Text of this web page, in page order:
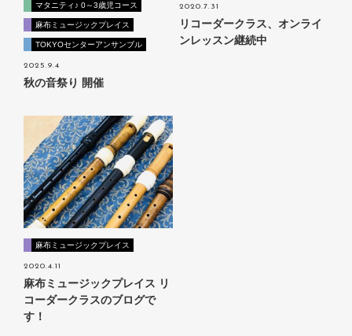
マタニティ♪ 0～3歳児コース
麻布ミュージックプレイス
TOKYOセンターアンサンブル
2025.9.4
秋の音祭り 開催
2020.7.31
リコーダークラス、オンライ
ンレッスン継続中
麻布ミュージックプレイス
2020.4.11
麻布ミュージックプレイス リ
コーダークラスのブログで
す！